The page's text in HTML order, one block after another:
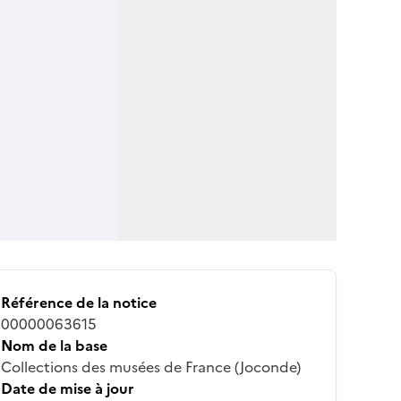
Référence de la notice
00000063615
Nom de la base
Collections des musées de France (Joconde)
Date de mise à jour